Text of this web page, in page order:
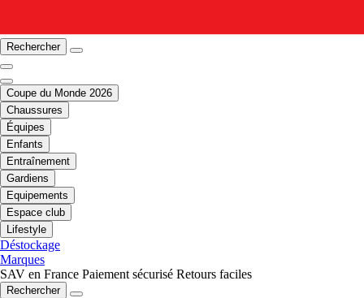
Rechercher
Coupe du Monde 2026
Chaussures
Équipes
Enfants
Entraînement
Gardiens
Equipements
Espace club
Lifestyle
Déstockage
Marques
SAV en France Paiement sécurisé Retours faciles
Rechercher